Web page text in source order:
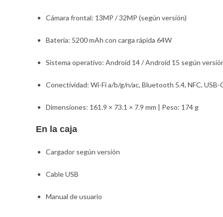
Cámara frontal: 13MP / 32MP (según versión)
Batería: 5200 mAh con carga rápida 64W
Sistema operativo: Android 14 / Android 15 según
Conectividad: Wi-Fi a/b/g/n/ac, Bluetooth 5.4, NFC, USB-
Dimensiones: 161.9 × 73.1 × 7.9 mm | Peso: 174 g
En la caja
Cargador según versión
Cable USB
Manual de usuario